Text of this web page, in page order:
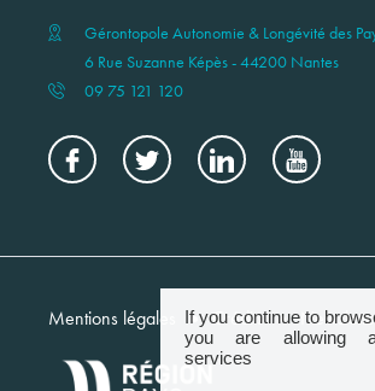
Gérontopole Autonomie & Longévité des
6 Rue Suzanne Képès - 44200 Nantes
09 75 121 120
Mentions légales CréditsMenu
footer
If you continue to
you are allowing
services